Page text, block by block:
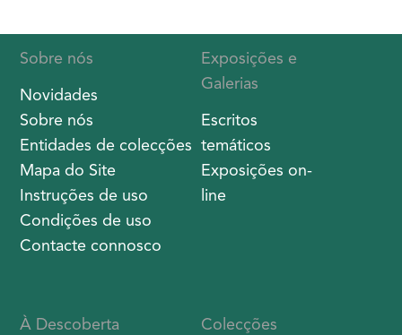
Sobre nós
Novidades
Sobre nós
Entidades de colecções
Mapa do Site
Instruções de uso
Condições de uso
Contacte connosco
Exposições e
Galerias
Escritos
temáticos
Exposições on-
line
À Descoberta
Colecções